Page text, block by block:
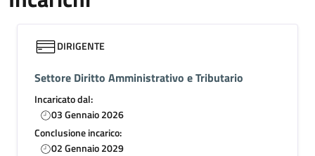
DIRIGENTE
Settore Diritto Amministrativo e Tributario
Incaricato dal:
03 Gennaio 2026
Conclusione incarico:
02 Gennaio 2029